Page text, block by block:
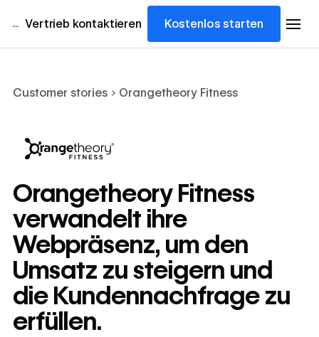
Vertrieb kontaktieren Kostenlos starten
Customer stories Orangetheory Fitness
Orangetheory Fitness
verwandelt ihre
Webpräsenz, um den
Umsatz zu steigern und
die Kundennachfrage zu
erfüllen.